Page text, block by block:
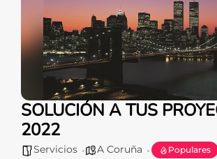
SOLUCIÓN A TUS
2022
Servicios A Coruña Populares